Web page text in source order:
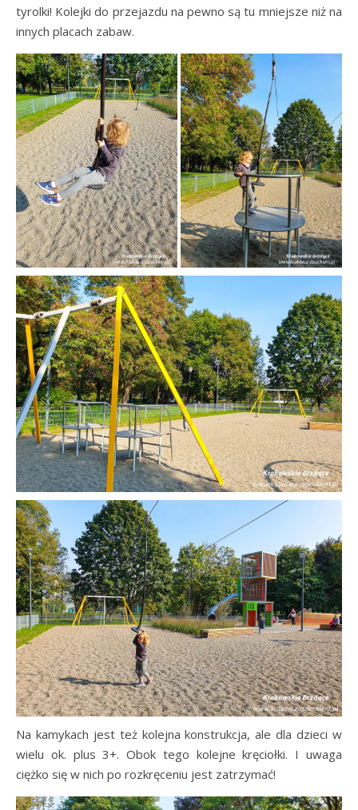
tyrolki! Kolejki do przejazdu na pewno są tu mniejsze niż na
innych placach zabaw.
Na kamykach jest też kolejna konstrukcja, ale dla dzieci w
wielu ok. plus 3+. Obok tego kolejne kręciołki. I uwaga
ciężko się w nich po rozkręceniu jest zatrzymać!